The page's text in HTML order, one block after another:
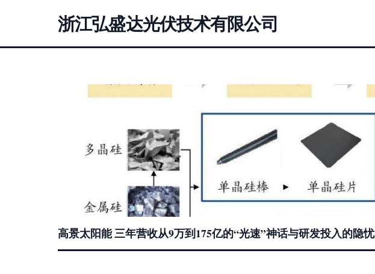
浙江弘盛达光伏技术有限公司
高景太阳能 三年营收从9万到175亿的“光速”神话与研发投入的隐忧